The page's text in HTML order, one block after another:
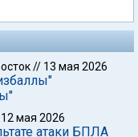
// 13 мая 2026
12 мая 2026
атаки БПЛА